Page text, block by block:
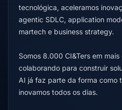
tecnológica, aceleramos
agentic SDLC, application
martech e business strategy.
Somos 8.000 CI&Ters em
colaborando para construir
AI já faz parte da forma como
inovamos todos os dias.